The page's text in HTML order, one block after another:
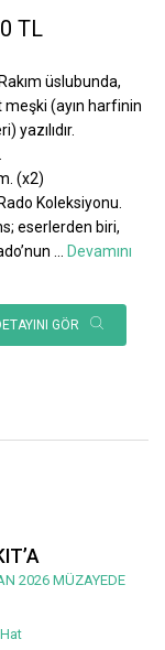
TL
üslubunda,
(ayın harfinin
yazılıdır.
(x2)
Koleksiyonu.
eserlerden biri,
Devamını
GÖR
2026 MÜZAYEDE
Hat